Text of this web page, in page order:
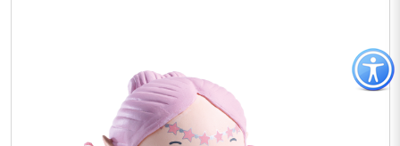
כפתור
לפתיחת
תפריט
נגישות